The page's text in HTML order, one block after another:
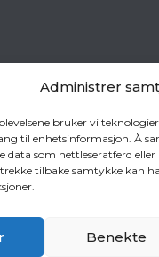
Administrer
bruker vi
til enhetsinformasjon. Å
data som nettleseratferd
tilbake samtykke kan
Benekte